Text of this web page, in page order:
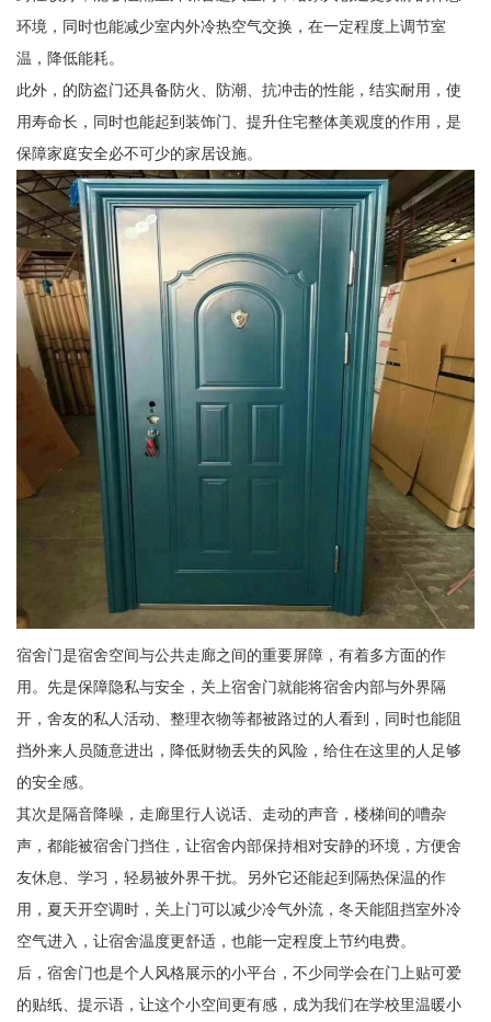
环境，同时也能减少室内外冷热空气交换，在一定程度上调节室
温，降低能耗。
此外，的防盗门还具备防火、防潮、抗冲击的性能，结实耐用，使
用寿命长，同时也能起到装饰门、提升住宅整体美观度的作用，是
保障家庭安全必不可少的家居设施。
宿舍门是宿舍空间与公共走廊之间的重要屏障，有着多方面的作
用。先是保障隐私与安全，关上宿舍门就能将宿舍内部与外界隔
开，舍友的私人活动、整理衣物等都被路过的人看到，同时也能阻
挡外来人员随意进出，降低财物丢失的风险，给住在这里的人足够
的安全感。
其次是隔音降噪，走廊里行人说话、走动的声音，楼梯间的嘈杂
声，都能被宿舍门挡住，让宿舍内部保持相对安静的环境，方便舍
友休息、学习，轻易被外界干扰。另外它还能起到隔热保温的作
用，夏天开空调时，关上门可以减少冷气外流，冬天能阻挡室外冷
空气进入，让宿舍温度更舒适，也能一定程度上节约电费。
后，宿舍门也是个人风格展示的小平台，不少同学会在门上贴可爱
的贴纸、提示语，让这个小空间更有感，成为我们在学校里温暖小